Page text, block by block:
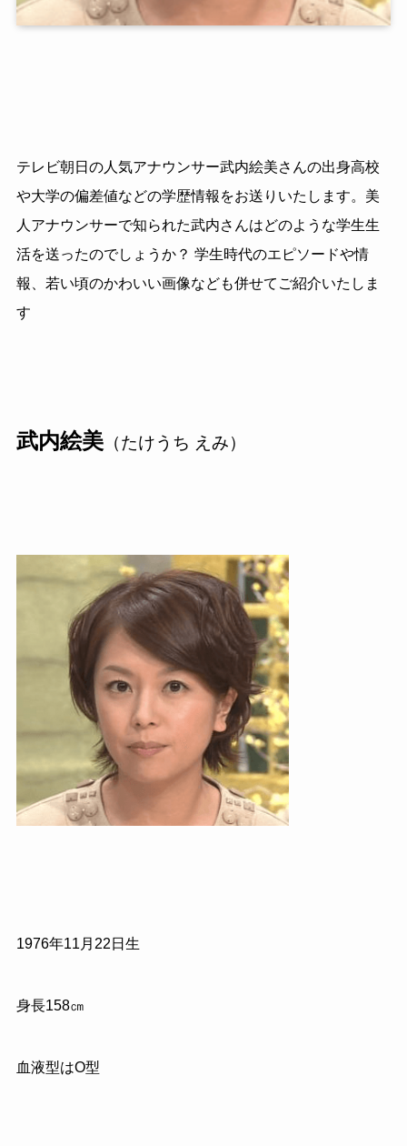
テレビ朝日の人気アナウンサー武内絵美さんの出身高校
や大学の偏差値などの学歴情報をお送りいたします。美
人アナウンサーで知られた武内さんはどのような学生生
活を送ったのでしょうか？ 学生時代のエピソードや情
報、若い頃のかわいい画像なども併せてご紹介いたしま
す
武内絵美（たけうち えみ）
1976年11月22日生
身長158㎝
血液型はO型